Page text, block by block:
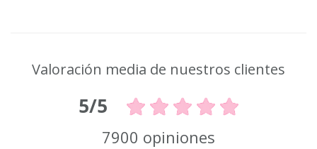
Valoración media de nuestros clientes
5/5
7900 opiniones